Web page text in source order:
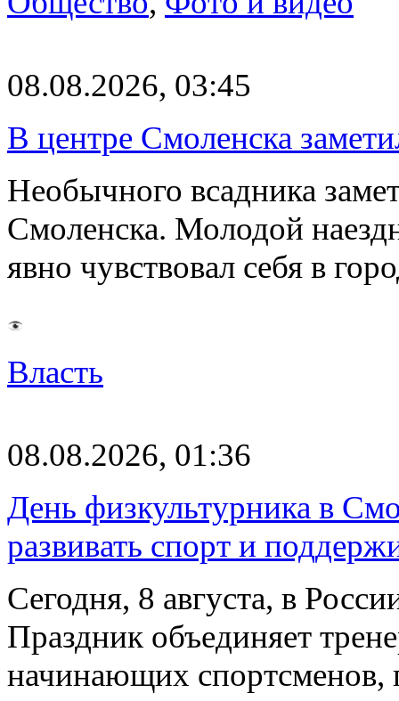
08.08.2026, 03:45
В центре Смоленска
Необычного всадника
Смоленска. Молодой
явно чувствовал себя в
Власть
08.08.2026, 01:36
День физкультурника в
развивать спорт и
Сегодня, 8 августа, в
Праздник объединяет
начинающих